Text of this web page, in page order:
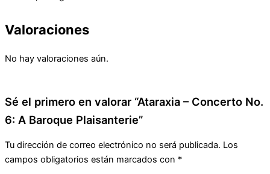
Valoraciones
No hay valoraciones aún.
Sé el primero en valorar “Ataraxia – Concerto No.
6: A Baroque Plaisanterie”
Tu dirección de correo electrónico no será publicada. Los
campos obligatorios están marcados con *